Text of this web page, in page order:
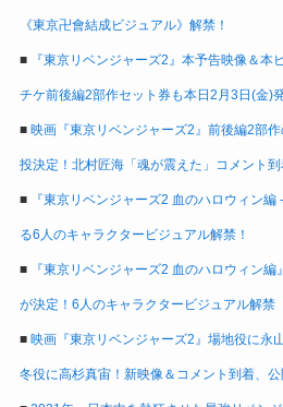
《東京卍會結成ビジュアル》解禁！
■ 『東京リベンジャーズ2』本予告映像＆本
チケ前後編2部作セット券も本日2月3日(金)
■ 映画『東京リベンジャーズ2』前後編2部
投決定！北村匠海「魂が震えた」コメント
■ 『東京リベンジャーズ2 血のハロウィン編
る6人のキャラクタービジュアル解禁！
■ 『東京リベンジャーズ2 血のハロウィン
が決定！6人のキャラクタービジュアル解禁
■ 映画『東京リベンジャーズ2』場地役に永
冬役に高杉真宙！新映像＆コメント到着、